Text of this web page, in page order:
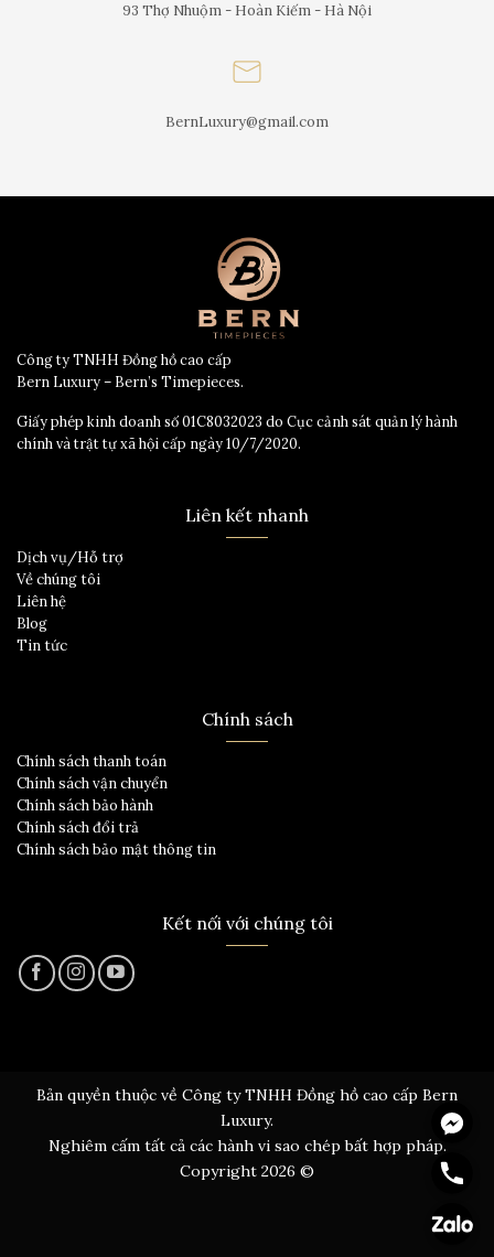
93 Thợ Nhuộm - Hoàn Kiếm - Hà Nội
BernLuxury@gmail.com
Công ty TNHH Đồng hồ cao cấp
Bern Luxury – Bern’s Timepieces.
Giấy phép kinh doanh số 01C8032023 do Cục cảnh sát quản lý hành
chính và trật tự xã hội cấp ngày 10/7/2020.
Liên kết nhanh
Dịch vụ/Hỗ trợ
Về chúng tôi
Liên hệ
Blog
Tin tức
Chính sách
Chính sách thanh toán
Chính sách vận chuyển
Chính sách bảo hành
Chính sách đổi trả
Chính sách bảo mật thông tin
Kết nối với chúng tôi
Bản quyền thuộc về Công ty TNHH Đồng hồ cao cấp Bern
Luxury.
Nghiêm cấm tất cả các hành vi sao chép bất hợp pháp.
Copyright 2026 ©
Hotline